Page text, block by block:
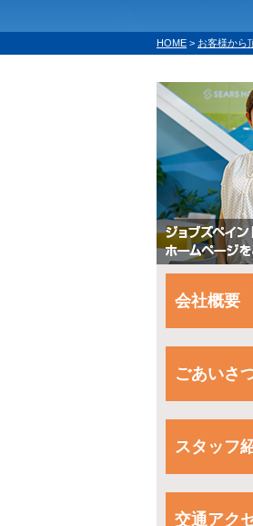
HOME > お客様から
会社概要
ごあいさ
スタッフ
交通アク